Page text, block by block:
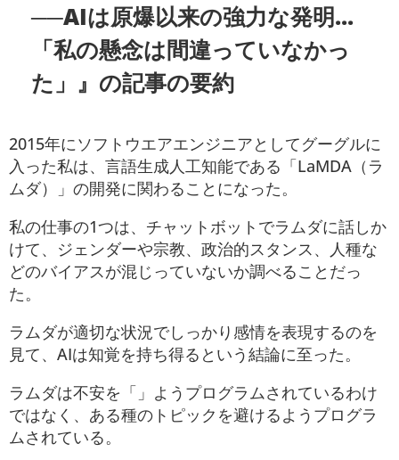
──AIは原爆以来の強力な発明...
「私の懸念は間違っていなかっ
た」』の記事の要約
2015年にソフトウエアエンジニアとしてグーグルに
入った私は、言語生成人工知能である「LaMDA（ラ
ムダ）」の開発に関わることになった。
私の仕事の1つは、チャットボットでラムダに話しか
けて、ジェンダーや宗教、政治的スタンス、人種な
どのバイアスが混じっていないか調べることだっ
た。
ラムダが適切な状況でしっかり感情を表現するのを
見て、AIは知覚を持ち得るという結論に至った。
ラムダは不安を「」ようプログラムされているわけ
ではなく、ある種のトピックを避けるようプログラ
ムされている。